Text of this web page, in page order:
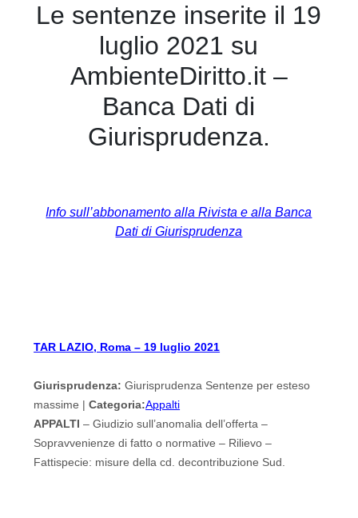
Le sentenze inserite il 19
luglio 2021 su
AmbienteDiritto.it –
Banca Dati di
Giurisprudenza.
Info sull’abbonamento alla Rivista e alla Banca
Dati di Giurisprudenza
TAR LAZIO, Roma – 19 luglio 2021
Giurisprudenza: Giurisprudenza Sentenze per esteso
massime |Categoria:Appalti
APPALTI – Giudizio sull’anomalia dell’offerta –
Sopravvenienze di fatto o normative – Rilievo –
Fattispecie: misure della cd. decontribuzione Sud.